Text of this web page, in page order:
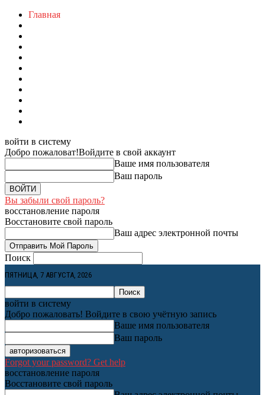
Главная
войти в систему
Добро пожаловат!Войдите в свой аккаунт
Ваше имя пользователя
Ваш пароль
Вы забыли свой пароль?
восстановление пароля
Восстановите свой пароль
Ваш адрес электронной почты
Поиск
ПЯТНИЦА, 7 АВГУСТА, 2026
войти в систему
Добро пожаловать! Войдите в свою учётную запись
Ваше имя пользователя
Ваш пароль
Forgot your password? Get help
восстановление пароля
Восстановите свой пароль